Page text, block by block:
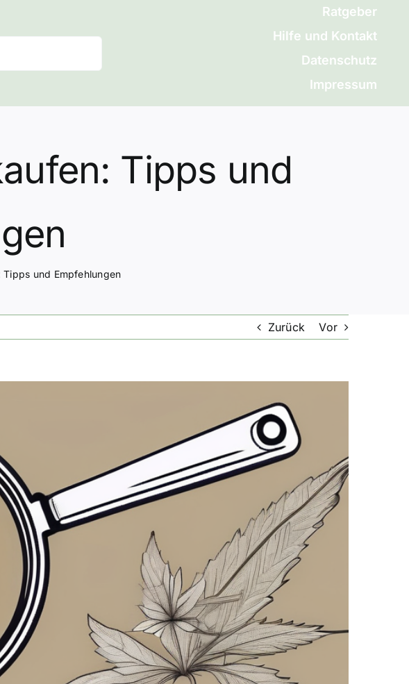
Ratgeber
Hilfe und Kontakt
Datenschutz
Impressum
Tipps und
und Empfehlungen
Zurück Vor